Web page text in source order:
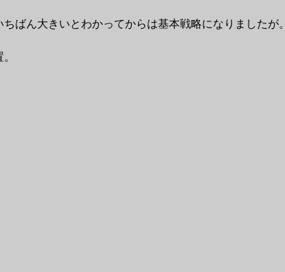
ばん大きいとわかってからは基本戦略になりましたが。